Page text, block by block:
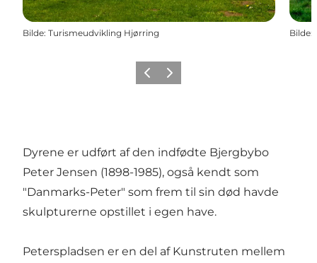
Bilde: Turismeudvikling Hjørring Bilde:
ForrigeNeste
Dyrene er udført af den indfødte Bjergbybo
Peter Jensen (1898-1985), også kendt som
"Danmarks-Peter" som frem til sin død havde
skulpturerne opstillet i egen have.
Peterspladsen er en del af Kunstruten mellem